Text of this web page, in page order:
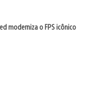
moderniza o FPS icônico